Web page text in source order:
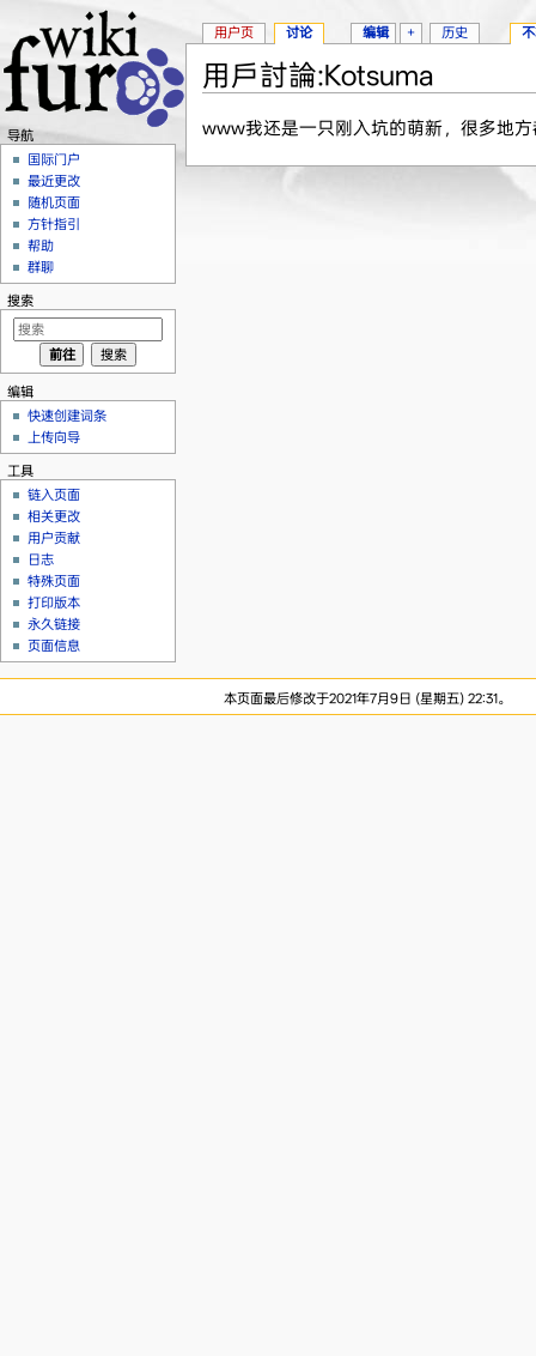
用戶討論:Kotsuma
www我还是一只刚入坑的萌新，很多地
用户页 讨论 编辑 + 历史
导航
国际门户
最近更改
随机页面
方针指引
帮助
群聊
搜索
编辑
快速创建词条
上传向导
工具
链入页面
相关更改
用户贡献
日志
特殊页面
打印版本
永久链接
页面信息
本页面最后修改于2021年7月9日 (星期五) 22:31。